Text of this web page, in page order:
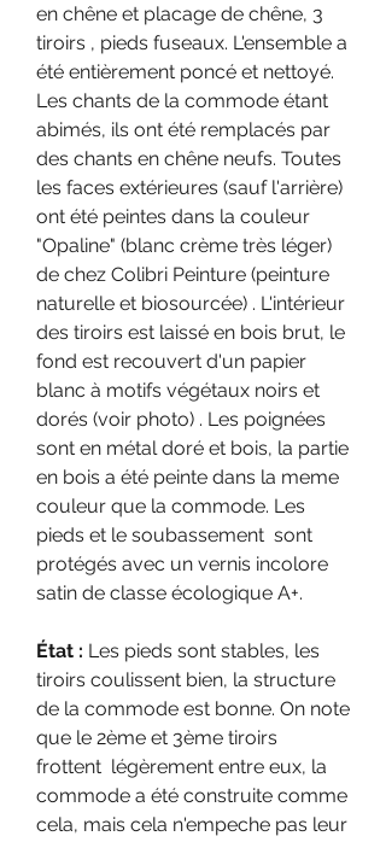
en chêne et placage de chêne, 3
tiroirs , pieds fuseaux. L'ensemble a
été entièrement poncé et nettoyé.
Les chants de la commode étant
abimés, ils ont été remplacés par
des chants en chêne neufs. Toutes
les faces extérieures (sauf l'arrière)
ont été peintes dans la couleur
"Opaline" (blanc crème très léger)
de chez Colibri Peinture (peinture
naturelle et biosourcée) . L'intérieur
des tiroirs est laissé en bois brut, le
fond est recouvert d'un papier
blanc à motifs végétaux noirs et
dorés (voir photo) . Les poignées
sont en métal doré et bois, la partie
en bois a été peinte dans la meme
couleur que la commode. Les
pieds et le soubassement sont
protégés avec un vernis incolore
satin de classe écologique A+.
État : Les pieds sont stables, les
tiroirs coulissent bien, la structure
de la commode est bonne. On note
que le 2ème et 3ème tiroirs
frottent légèrement entre eux, la
commode a été construite comme
cela, mais cela n'empeche pas leur